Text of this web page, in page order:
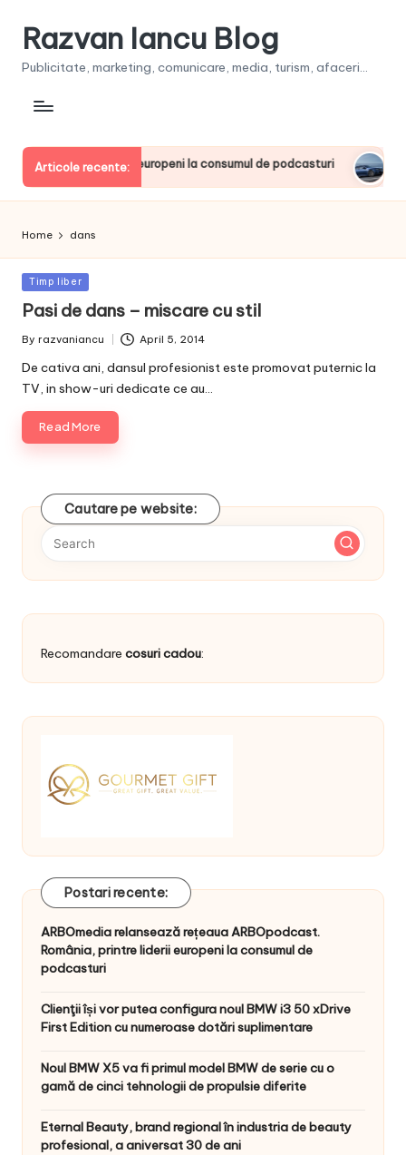
Razvan Iancu Blog
Publicitate, marketing, comunicare, media, turism, afaceri...
Articole recente:
printre liderii europeni la consumul de podcasturi
June
Home dans
Posted
Timp liber
Pasi de dans – miscare cu stil
Posted
By razvaniancu April 5, 2014
De cativa ani, dansul profesionist este promovat puternic la
TV, in show-uri dedicate ce au…
Read More
Cautare pe website:
Recomandare cosuri cadou:
Postari recente:
ARBOmedia relansează rețeaua ARBOpodcast.
România, printre liderii europeni la consumul de
podcasturi
Clienţii își vor putea configura noul BMW i3 50 xDrive
First Edition cu numeroase dotări suplimentare
Noul BMW X5 va fi primul model BMW de serie cu o
gamă de cinci tehnologii de propulsie diferite
Eternal Beauty, brand regional în industria de beauty
profesional, a aniversat 30 de ani